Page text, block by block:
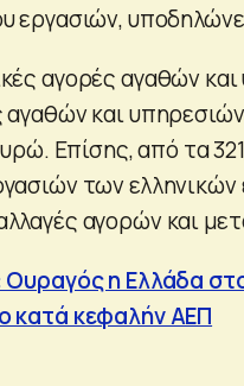
εργασιών,
αγορές αγαθών
αγαθών και
Επίσης, από τα
των ελληνικών
αγορών και
η Ελλάδα
κατά κεφαλήν ΑΕΠ